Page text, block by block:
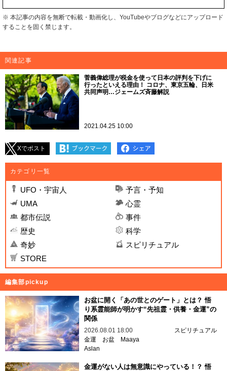
※ 本記事の内容を無断で転載・動画化し、YouTubeやブログなどにアップロード
することを固く禁じます。
関連記事
菅義偉総理が税金を使って日本の評判を下げに
行ったといえる理由！ コロナ、東京五輪、日米
共同声明…ジェームズ斉藤解説
2021.04.25 10:00
Xでポスト
カテゴリ一覧
UFO・宇宙人
予言・予知
UMA
心霊
都市伝説
事件
歴史
科学
奇妙
スピリチュアル
STORE
編集部pickup
お盆に開く「あの世とのゲート」とは？ 悟
り系霊能師が明かす“先祖霊・供養・金運”の
関係
2026.08.01 18:00
スピリチュアル
金運
お盆
Maaya
Aslan
金運がない人は無意識にやっている！？ 悟